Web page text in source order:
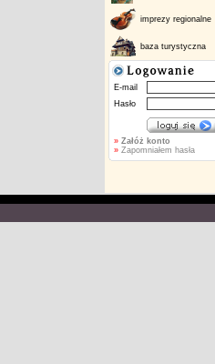
imprezy regionalne
baza turystyczna
E-mail
Hasło
» Załóż konto
»Zapomniałem hasła